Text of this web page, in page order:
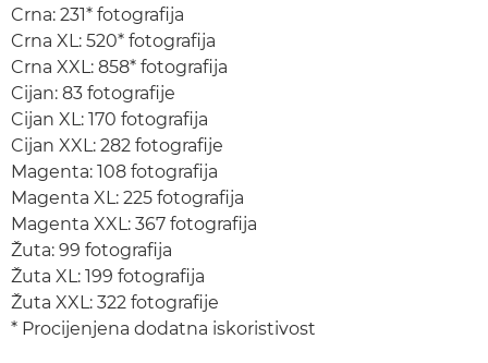
Crna: 231* fotografija
Crna XL: 520* fotografija
Crna XXL: 858* fotografija
Cijan: 83 fotografije
Cijan XL: 170 fotografija
Cijan XXL: 282 fotografije
Magenta: 108 fotografija
Magenta XL: 225 fotografija
Magenta XXL: 367 fotografija
Žuta: 99 fotografija
Žuta XL: 199 fotografija
Žuta XXL: 322 fotografije
* Procijenjena dodatna iskoristivost